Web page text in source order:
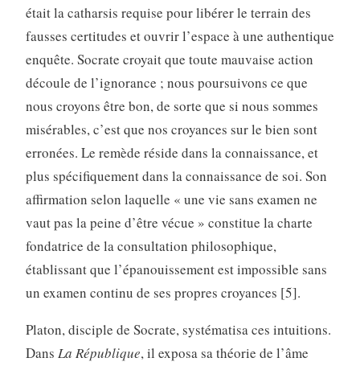
était la catharsis requise pour libérer le terrain des
fausses certitudes et ouvrir l’espace à une authentique
enquête. Socrate croyait que toute mauvaise action
découle de l’ignorance ; nous poursuivons ce que
nous croyons être bon, de sorte que si nous sommes
misérables, c’est que nos croyances sur le bien sont
erronées. Le remède réside dans la connaissance, et
plus spécifiquement dans la connaissance de soi. Son
affirmation selon laquelle « une vie sans examen ne
vaut pas la peine d’être vécue » constitue la charte
fondatrice de la consultation philosophique,
établissant que l’épanouissement est impossible sans
un examen continu de ses propres croyances [5].
Platon, disciple de Socrate, systématisa ces intuitions.
Dans La République, il exposa sa théorie de l’âme